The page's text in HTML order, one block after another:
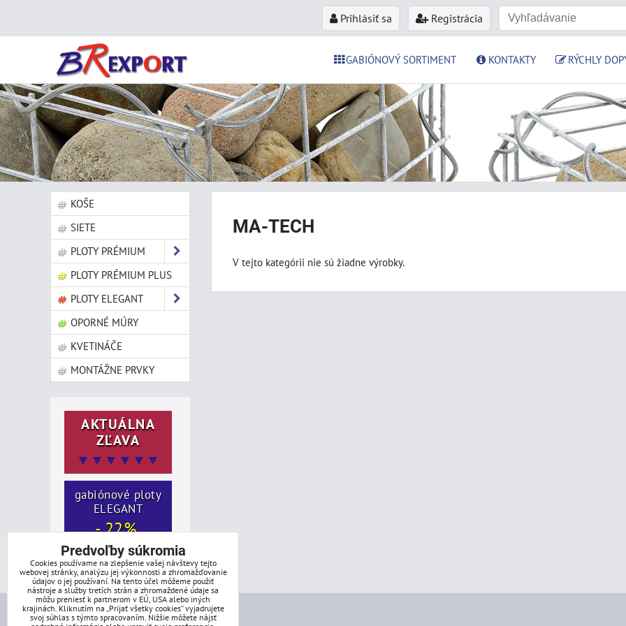
Prihlásiť sa Registrácia
GABIÓNOVÝ SORTIMENT KONTAKTY RÝCHLY
MA-TECH
V tejto kategórii nie sú žiadne výrobky.
KOŠE
SIETE
PLOTY PRÉMIUM
PLOTY PRÉMIUM PLUS
PLOTY ELEGANT
OPORNÉ MÚRY
KVETINÁČE
MONTÁŽNE PRVKY
AKTUÁLNA
ZĽAVA
▼▼▼▼▼▼
gabiónové ploty
ELEGANT
- 22%
Predvoľby súkromia
Cookies používame na zlepšenie vašej návštevy tejto
webovej stránky, analýzu jej výkonnosti a zhromažďovanie
údajov o jej používaní. Na tento účel môžeme použiť
nástroje a služby tretích strán a zhromaždené údaje sa
môžu preniesť k partnerom v EÚ, USA alebo iných
krajinách. Kliknutím na „Prijať všetky cookies“ vyjadrujete
svoj súhlas s týmto spracovaním. Nižšie môžete nájsť